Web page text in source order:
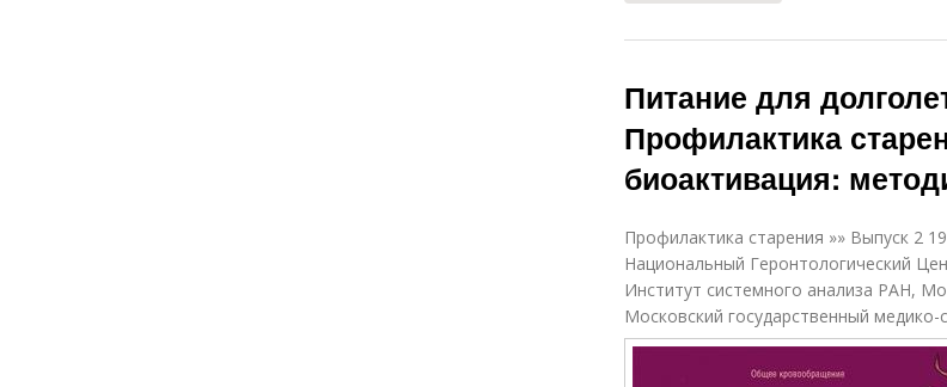
Питание для
Профилактика
биоактивация:
Профилактика старения »» Выпуск 2
Национальный Геронтологический
Институт системного анализа РАН,
Московский государственный